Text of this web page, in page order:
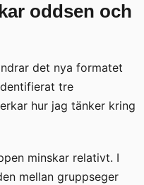
oddsen och
det nya formatet
tre
hur jag tänker kring
minskar relativt. I
mellan gruppseger